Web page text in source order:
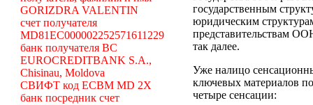
GORIZDRA VALENTIN
счет получателя
MD81EC000002252571611229
банк получателя BC
EUROCREDITBANK S.A.,
Chisinau, Moldova
СВИФТ код ECBM MD 2X
банк посредник счет
государственным
юридическим
представительствам
так далее.
Уже налицо
ключевых материалов
четыре сенсации: